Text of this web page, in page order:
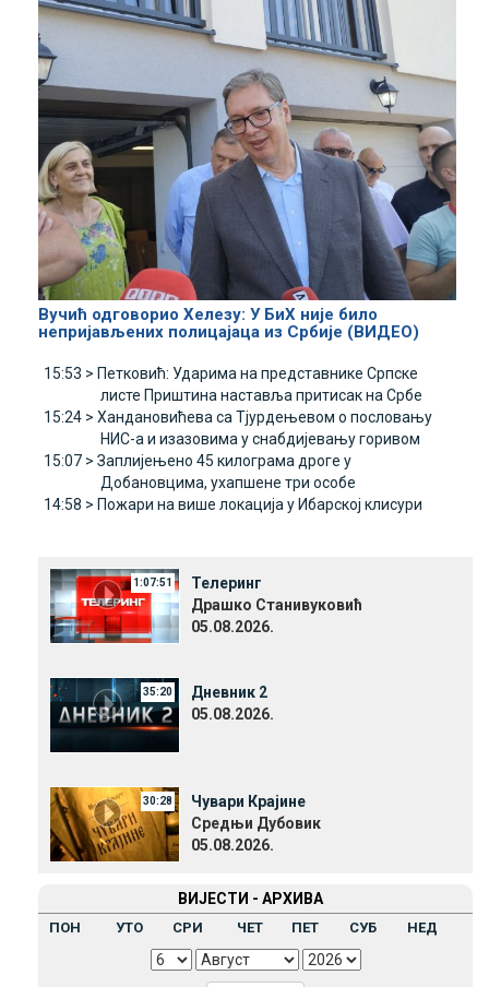
Вучић одговорио Хелезу: У БиХ није било
непријављених полицајаца из Србије (ВИДЕО)
15:53 > Петковић: Ударима на представнике Српске
листе Приштина наставља притисак на Србе
15:24 > Хандановићева са Тјурдењевом о пословању
НИС-а и изазовима у снабдијевању горивом
15:07 > Заплијењено 45 килограма дроге у
Добановцима, ухапшене три особе
14:58 > Пожари на више локација у Ибарској клисури
1:07:51
Телеринг
Драшко Станивуковић
05.08.2026.
35:20
Дневник 2
05.08.2026.
30:28
Чувари Крајине
Средњи Дубовик
05.08.2026.
ВИЈЕСТИ - АРХИВА
ПОН УТО СРИ ЧЕТ ПЕТ СУБ НЕД